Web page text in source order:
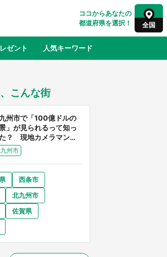
ココからあなたの
都道府県を選択！
全国
神奈川
ゼント 人気キーワード
山飛雄が笹かまを食べ
ハイキュー！！』×老
ラボで限定グッズも【8
こんな街
州市で「100億ドルの
」が見られるって知っ
？ 現地カメラマンに
、きらめく光を捉える
州市
西条市
北九州市
佐賀県